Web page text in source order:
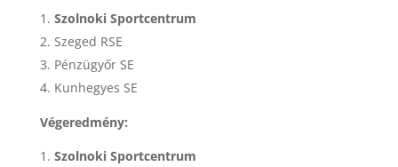
Szolnoki Sportcentrum
Szeged RSE
Pénzügyőr SE
Kunhegyes SE
Végeredmény:
Szolnoki Sportcentrum